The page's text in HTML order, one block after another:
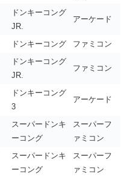
ドンキーコング
JR.
アーケード
ドンキーコング ファミコン
ドンキーコング
JR.
ファミコン
ドンキーコング
3
アーケード
スーパードンキ
ーコング
スーパーフ
ァミコン
スーパードンキ
ーコング
スーパーフ
ァミコン